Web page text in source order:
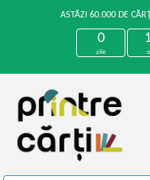
ASTĂZI 60.000 DE
0
zile